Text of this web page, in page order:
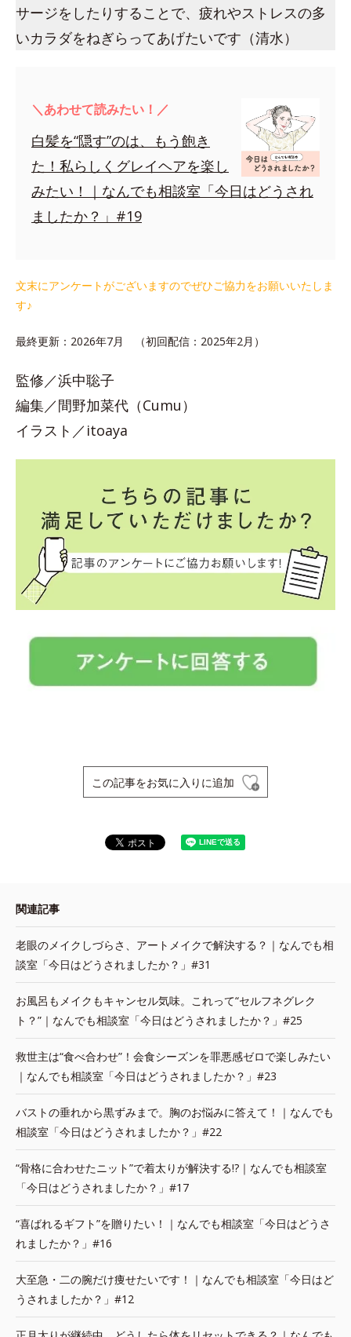
サージをしたりすることで、疲れやストレスの多
いカラダをねぎらってあげたいです（清水）
＼あわせて読みたい！／
白髪を“隠す”のは、もう飽き
た！私らしくグレイヘアを楽し
みたい！｜なんでも相談室「今日はどうされ
ましたか？」#19
文末にアンケートがございますのでぜひご協力をお願いいたしま
す♪
最終更新：2026年7月 （初回配信：2025年2月）
監修／浜中聡子
編集／間野加菜代（Cumu）
イラスト／itoaya
この記事をお気に入りに追加
関連記事
老眼のメイクしづらさ、アートメイクで解決する？｜なんでも相
談室「今日はどうされましたか？」#31
お風呂もメイクもキャンセル気味。これって“セルフネグレク
ト？”｜なんでも相談室「今日はどうされましたか？」#25
救世主は“食べ合わせ”！会食シーズンを罪悪感ゼロで楽しみたい
｜なんでも相談室「今日はどうされましたか？」#23
バストの垂れから黒ずみまで。胸のお悩みに答えて！｜なんでも
相談室「今日はどうされましたか？」#22
“骨格に合わせたニット”で着太りが解決する!?｜なんでも相談室
「今日はどうされましたか？」#17
“喜ばれるギフト”を贈りたい！｜なんでも相談室「今日はどうさ
れましたか？」#16
大至急・二の腕だけ痩せたいです！｜なんでも相談室「今日はど
うされましたか？」#12